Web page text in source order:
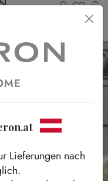
Du
Lieferungen nach